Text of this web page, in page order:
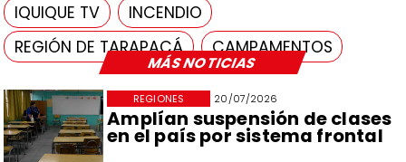
MÁS NOTICIAS
20/07/2026
Amplían suspensión de clases
en el país por sistema frontal
REGIONES
IQUIQUE TV
INCENDIO
REGIÓN DE TARAPACÁ
CAMPAMENTOS